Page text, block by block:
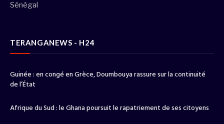
Sénégal
TERANGANEWS - H24
Guinée : en congé en Grèce, Doumbouya rassure sur la continuité
de l’État
Afrique du Sud : le Ghana poursuit le rapatriement de ses citoyens